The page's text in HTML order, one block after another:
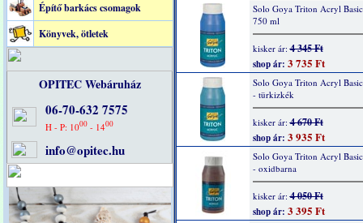
Építő barkács csomagok
Könyvek, ötletek
OPITEC Webáruház
06-70-632 7575
H - P: 1000 - 1400
info@opitec.hu
Solo Goya Triton Acryl
750 ml
kisker ár:4 345 Ft
shop ár: 3 735 Ft
Solo Goya Triton Acryl
- türkizkék
kisker ár:4 670 Ft
shop ár: 3 935 Ft
Solo Goya Triton Acryl
- oxidbarna
kisker ár:4 050 Ft
shop ár: 3 395 Ft